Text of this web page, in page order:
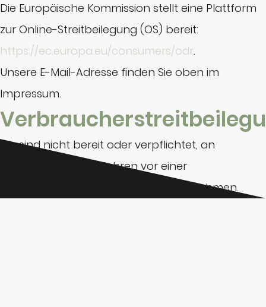
Die Europäische Kommission stellt eine Plattform
zur Online-Streitbeilegung (OS) bereit:
https://ec.europa.eu/consumers/odr.
Unsere E-Mail-Adresse finden Sie oben im
Impressum.
Wir sind nicht bereit oder verpflichtet, an
Streitbeilegungsverfahren vor einer
Verbraucherschlichtungsstelle teilzunehmen.